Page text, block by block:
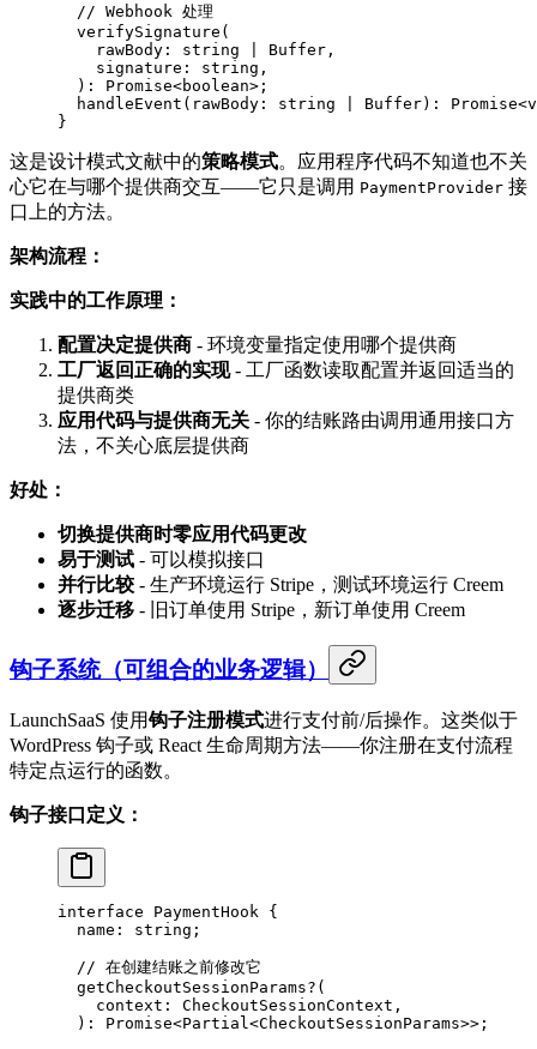
  // Webhook 处理
  verifySignature
(
    rawBody
: string Buffer ,
    signature
: string ,
  )
: Promise<boolean>;
  handleEvent
( rawBody : string Buffer) : Promise<
}
这是设计模式文献中的策略模式。应用程序代码不知道也不关
心它在与哪个提供商交互——它只是调用 PaymentProvider 接
口上的方法。
架构流程：
实践中的工作原理：
配置决定提供商 - 环境变量指定使用哪个提供商
工厂返回正确的实现- 工厂函数读取配置并返回适当的
提供商类
应用代码与提供商无关 - 你的结账路由调用通用接口方
法，不关心底层提供商
好处：
切换提供商时零应用代码更改
易于测试 - 可以模拟接口
并行比较 - 生产环境运行 Stripe，测试环境运行 Creem
逐步迁移 - 旧订单使用 Stripe，新订单使用 Creem
钩子系统（可组合的业务逻辑）
LaunchSaaS 使用钩子注册模式进行支付前/后操作。这类似于
WordPress 钩子或 React 生命周期方法——你注册在支付流程
特定点运行的函数。
钩子接口定义：
interface PaymentHook {
  name
: string ;
  // 在创建结账之前修改它
  getCheckoutSessionParams
? (
    context
: CheckoutSessionContext ,
  )
: Promise<Partial<CheckoutSessionParams>>;